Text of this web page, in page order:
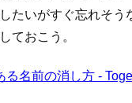
たいがすぐ忘れそう
ておこう。
る名前の消し方 -